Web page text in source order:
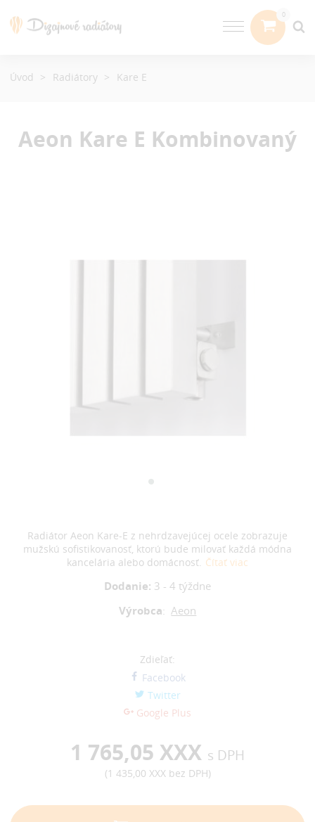
Aeon Kare E Kombinovaný
Radiátor Aeon Kare-E z nehrdzavejúcej ocele zobrazuje
mužskú sofistikovanosť, ktorú bude milovať každá módna
kancelária alebo domácnosť. Čítať viac
Dodanie: 3 - 4 týždne
Výrobca: Aeon
Zdieľať:
Facebook
Twitter
Google Plus
1 765,05 XXX s DPH
(1 435,00 XXXbez DPH)
Úvod Radiátory Kare E